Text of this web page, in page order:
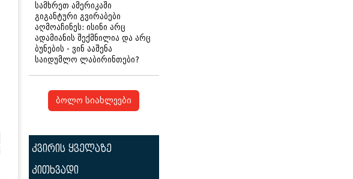
სამხრეთ ამერიკაში
გიგანტური გვირაბები
აღმოაჩინეს: ისინი არც
ადამიანის შექმნილია და არც
ბუნების - ვინ ააშენა
საიდუმლო ლაბირინთები?
ბოლო სიახლეები
კვირის ყველაზე
კითხვადი